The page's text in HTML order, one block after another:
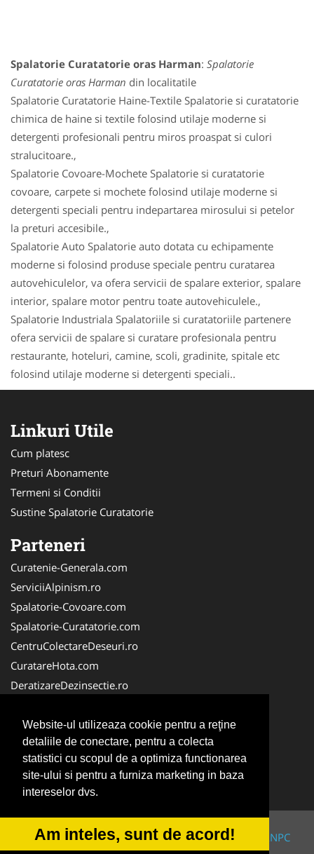
Website-ul utilizeaza cookie pentru a reţine
detaliile de conectare, pentru a colecta
statistici cu scopul de a optimiza functionarea
site-ului si pentru a furniza marketing in baza
intereselor dvs.
Am inteles, sunt de acord!
Spalatorie Curatatorie oras Harman: Spalatorie
Curatatorie oras Harman din localitatile
Spalatorie Curatatorie Haine-Textile Spalatorie si curatatorie
chimica de haine si textile folosind utilaje moderne si
detergenti profesionali pentru miros proaspat si culori
stralucitoare.,
Spalatorie Covoare-Mochete Spalatorie si curatatorie
covoare, carpete si mochete folosind utilaje moderne si
detergenti speciali pentru indepartarea mirosului si petelor
la preturi accesibile.,
Spalatorie Auto Spalatorie auto dotata cu echipamente
moderne si folosind produse speciale pentru curatarea
autovehiculelor, va ofera servicii de spalare exterior, spalare
interior, spalare motor pentru toate autovehiculele.,
Spalatorie Industriala Spalatoriile si curatatoriile partenere
ofera servicii de spalare si curatare profesionala pentru
restaurante, hoteluri, camine, scoli, gradinite, spitale etc
folosind utilaje moderne si detergenti speciali..
Linkuri Utile
Cum platesc
Preturi Abonamente
Termeni si Conditii
Sustine Spalatorie Curatatorie
Parteneri
Curatenie-Generala.com
ServiciiAlpinism.ro
Spalatorie-Covoare.com
Spalatorie-Curatatorie.com
CentruColectareDeseuri.ro
CuratareHota.com
DeratizareDezinsectie.ro
ColectareDeseuriMedicale.com
FirmaDeratizare.ro
Service-Reparatii.com
Servicii-DDD.com
© 2014-2026 Powered byVilonMedia&TekaBility
ANPC